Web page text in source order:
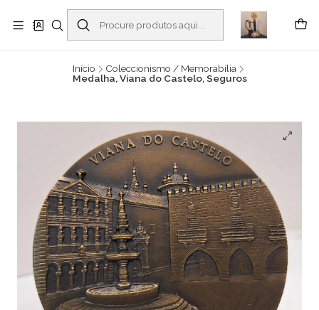
Buscantiguidades - Leilões. Colecionismo e antiguidades em Viana do
Castelo -
Ler mais
Início
Coleccionismo / Memorabilia
Medalha, Viana do Castelo, Seguros